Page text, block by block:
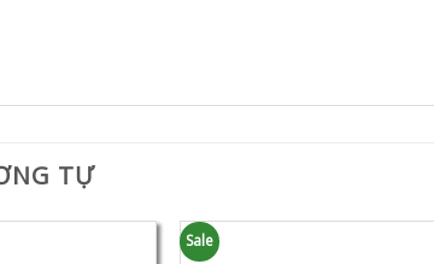
TỰ
Sale